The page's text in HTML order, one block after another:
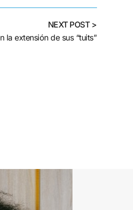
NEXT POST >
la extensión de sus “tuits”